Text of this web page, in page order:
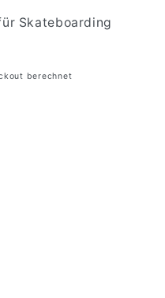
Skateboarding
berechnet